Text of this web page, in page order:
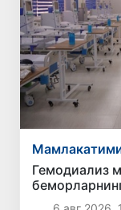
Гемодиализ
бюджети